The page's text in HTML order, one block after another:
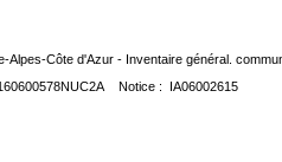
Alpes-Côte d'Azur - Inventaire général.
Notice : IA06002615